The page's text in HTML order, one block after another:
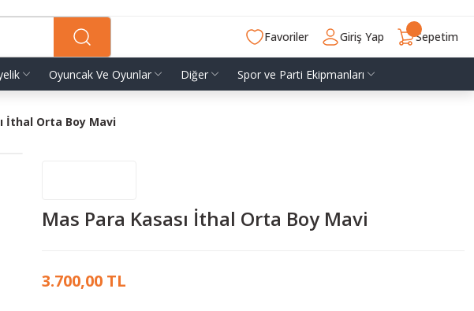
Favoriler Giriş Yap Sepetim
Oyuncak Ve Oyunlar Diğer Spor ve Parti Ekipmanları
İthal Orta Boy Mavi
Mas Para Kasası İthal Orta Boy Mavi
3.700,00 TL